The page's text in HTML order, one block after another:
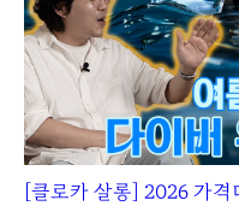
[클로카 살롱] 2026 가격